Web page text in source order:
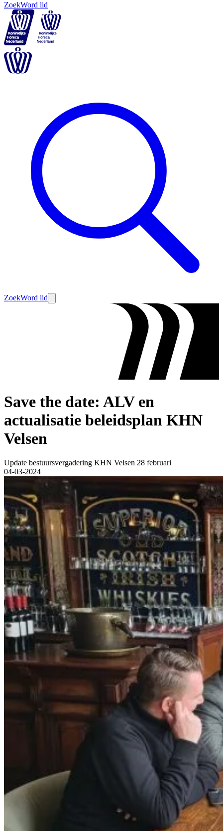
ZoekWord lid
ZoekWord lid
Save the date: ALV en
actualisatie beleidsplan KHN
Velsen
Update bestuursvergadering KHN Velsen 28 februari
04-03-2024